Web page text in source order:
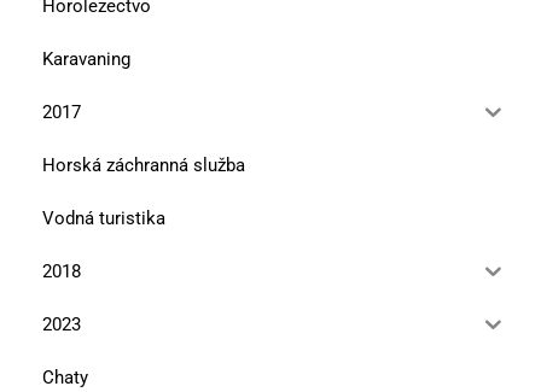
Horolezectvo
Karavaning
2017
Horská záchranná služba
Vodná turistika
2018
2023
Chaty